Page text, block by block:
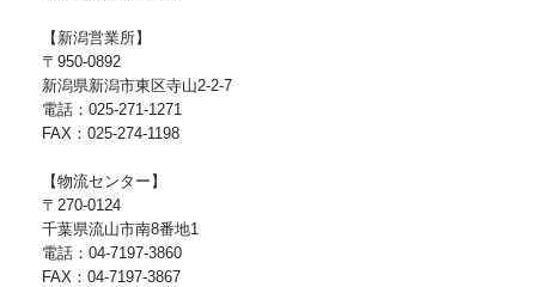
【新潟営業所】
〒950-0892
新潟県新潟市東区寺山2-2-7
電話：025-271-1271
FAX：025-274-1198
【物流センター】
〒270-0124
千葉県流山市南8番地1
電話：04-7197-3860
FAX：04-7197-3867